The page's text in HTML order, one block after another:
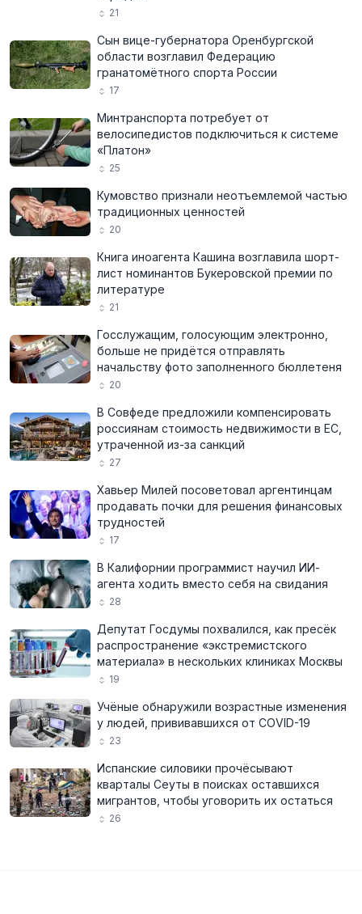
21
Сын вице-губернатора Оренбургской
области возглавил Федерацию
гранатомётного спорта России
17
Минтранспорта потребует от
велосипедистов подключиться к системе
«Платон»
25
Кумовство признали неотъемлемой частью
традиционных ценностей
20
Книга иноагента Кашина возглавила шорт-
лист номинантов Букеровской премии по
литературе
21
Госслужащим, голосующим электронно,
больше не придётся отправлять
начальству фото заполненного бюллетеня
20
В Совфеде предложили компенсировать
россиянам стоимость недвижимости в ЕС,
утраченной из-за санкций
27
Хавьер Милей посоветовал аргентинцам
продавать почки для решения финансовых
трудностей
17
В Калифорнии программист научил ИИ-
агента ходить вместо себя на свидания
28
Депутат Госдумы похвалился, как пресёк
распространение «экстремистского
материала» в нескольких клиниках Москвы
19
Учёные обнаружили возрастные изменения
у людей, прививавшихся от COVID-19
23
Испанские силовики прочёсывают
кварталы Сеуты в поисках оставшихся
мигрантов, чтобы уговорить их остаться
26